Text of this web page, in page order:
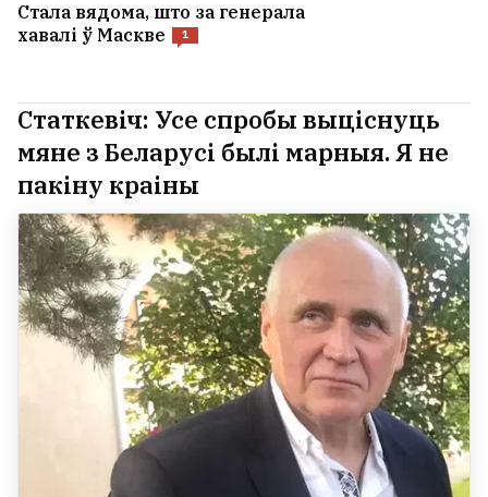
Стала вядома, што за генерала
хавалі ў Маскве
1
Статкевіч: Усе спробы выціснуць
мяне з Беларусі былі марныя. Я не
пакіну краіны